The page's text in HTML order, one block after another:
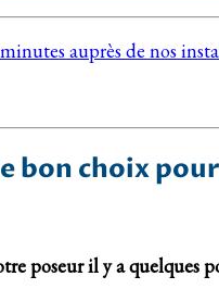
auprès de nos
bon choix
poseur il y a quelques